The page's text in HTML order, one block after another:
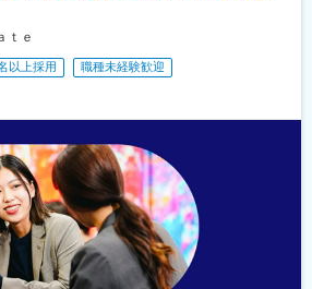
、小山駅、亀田駅、備前西市駅、帯広駅、日
(宮崎県)、荒川沖駅、金上駅、高田駅(長崎
野駅、北山形駅、安積永盛駅、郡山富田駅、西
木崎駅、東葉勝田台駅、北大垣駅、太田駅(群
首里駅、彦根駅、高崎問屋町駅、牧駅(大分
駅、北上尾駅、中百舌鳥駅、萩原駅(福岡県)、
新豊田駅、西諫早駅、春日井駅(中央本線)、梶
賀駅、下曽根駅、富士駅、後藤駅、浦添前田
駅、横手駅、東酒田駅、美濃川合駅、香春
駅(和歌山県)、羽犬塚駅、下北駅、玉造温泉
駅、今治駅、高山駅、新居浜駅、成田駅、出雲
間駅、櫛ケ浜駅、岩屋駅(兵庫県)、宇都宮駅、
、城野駅(日豊本線)、宝永町駅、紀三井寺駅、筒
ｔｅ
以上採用
職種未経験歓迎